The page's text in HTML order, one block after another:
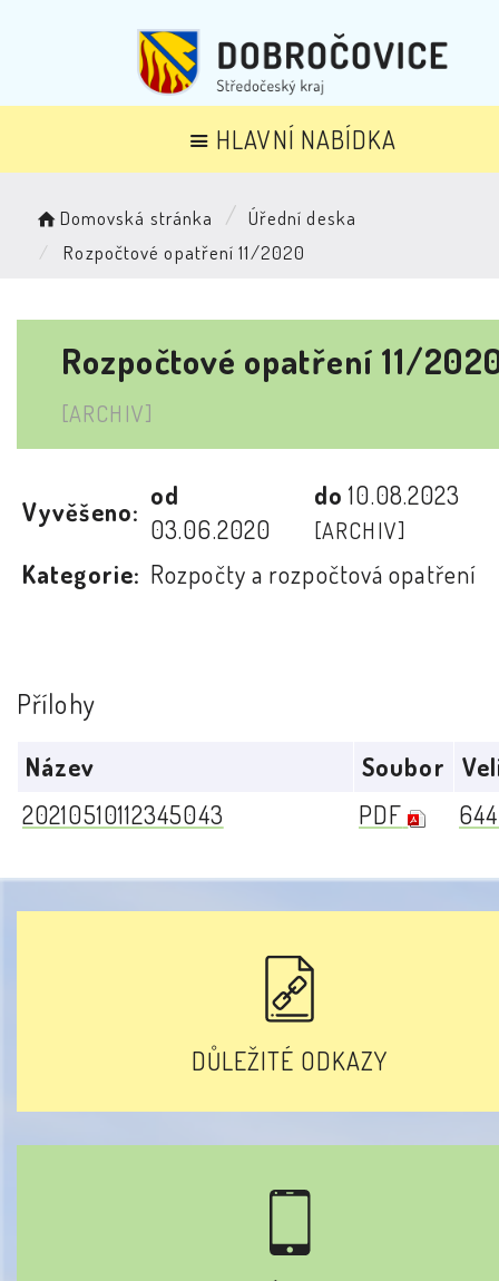
HLAVNÍ NABÍDKA
Domovská stránka
Úřední deska
Rozpočtové opatření 11/2020
Rozpočtové opatření 11/
[ARCHIV]
Vyvěšeno:
od
03.06.2020
do10.08.2023
[ARCHIV]
Kategorie: Rozpočty a rozpočtová opatření
Přílohy
Název Soubor
20210510112345043
PDF
DŮLEŽITÉ ODKAZY